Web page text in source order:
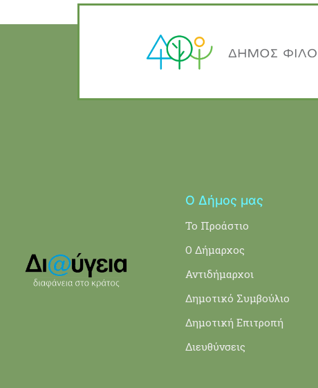
Ο Δήμος μας
Το Προάστιο
Ο Δήμαρχος
Αντιδήμαρχοι
Δημοτικό Συμβούλιο
Δημοτική Επιτροπή
Διευθύνσεις